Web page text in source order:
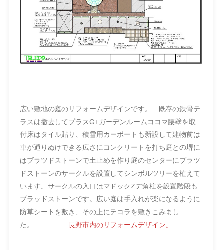
広い敷地の庭のリフォームデザインです。 既存の鉄骨テ
ラスは撤去してプラスG+ガーデンルームココマ腰壁を取
付床はタイル貼り、積雪用カーポートも新設して建物前は
車が通りぬけできる広さにコンクリートを打ち庭との堺に
はブラツドストーンで土止めを作り庭のセンターにブラツ
ドストーンのサークルを設置してシンボルツリーを植えて
います。サークルの入口はマドックZデ角柱を設置階段も
ブラッドストーンです。広い庭は手入れが楽になるように
防草シートを敷き、その上にテコラを敷きこみまし
た。 長野市内のリフォームデザイン。